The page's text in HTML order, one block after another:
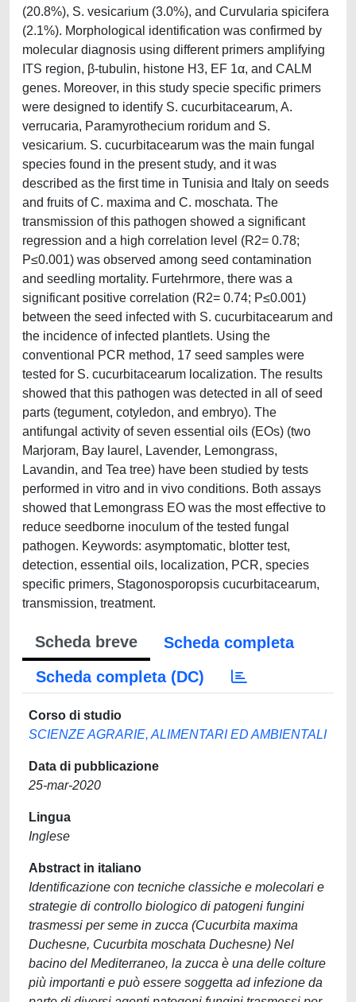
(20.8%), S. vesicarium (3.0%), and Curvularia spicifera
(2.1%). Morphological identification was confirmed by
molecular diagnosis using different primers amplifying
ITS region, β-tubulin, histone H3, EF 1α, and CALM
genes. Moreover, in this study specie specific primers
were designed to identify S. cucurbitacearum, A.
verrucaria, Paramyrothecium roridum and S.
vesicarium. S. cucurbitacearum was the main fungal
species found in the present study, and it was
described as the first time in Tunisia and Italy on seeds
and fruits of C. maxima and C. moschata. The
transmission of this pathogen showed a significant
regression and a high correlation level (R2= 0.78;
P≤0.001) was observed among seed contamination
and seedling mortality. Furtehrmore, there was a
significant positive correlation (R2= 0.74; P≤0.001)
between the seed infected with S. cucurbitacearum and
the incidence of infected plantlets. Using the
conventional PCR method, 17 seed samples were
tested for S. cucurbitacearum localization. The results
showed that this pathogen was detected in all of seed
parts (tegument, cotyledon, and embryo). The
antifungal activity of seven essential oils (EOs) (two
Marjoram, Bay laurel, Lavender, Lemongrass,
Lavandin, and Tea tree) have been studied by tests
performed in vitro and in vivo conditions. Both assays
showed that Lemongrass EO was the most effective to
reduce seedborne inoculum of the tested fungal
pathogen. Keywords: asymptomatic, blotter test,
detection, essential oils, localization, PCR, species
specific primers, Stagonosporopsis cucurbitacearum,
transmission, treatment.
Scheda breve
Scheda completa
Scheda completa (DC)
Corso di studio
SCIENZE AGRARIE, ALIMENTARI ED AMBIENTALI
Data di pubblicazione
25-mar-2020
Lingua
Inglese
Abstract in italiano
Identificazione con tecniche classiche e molecolari e
strategie di controllo biologico di patogeni fungini
trasmessi per seme in zucca (Cucurbita maxima
Duchesne, Cucurbita moschata Duchesne) Nel
bacino del Mediterraneo, la zucca è una delle colture
più importanti e può essere soggetta ad infezione da